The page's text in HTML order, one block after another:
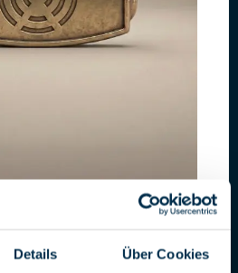
Details Über Cookies
Gesetz
(BND) steht